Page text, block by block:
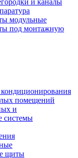
модульные
под монтажную
помещений
и
системы
щиты